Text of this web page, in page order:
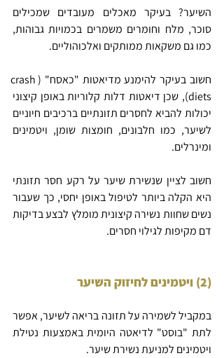
כמו גם משקאות ממותקים ואלכוהוליים.
חשוב בעיקר להימנע מדיאטות "כאסח" (crash
ומינרלים.
דם מקיפות לגילוי חסרים.
(2) ויטמינים לחיזוק השיער
ויטמינים למניעת נשירת שיער.